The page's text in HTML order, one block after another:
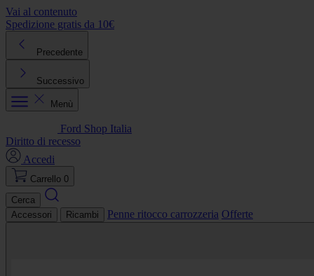
Vai al contenuto
Spedizione gratis da 10€
Precedente
Successivo
Menù
Ford Shop Italia
Diritto di recesso
Accedi
Carrello 0
Cerca
Accessori
Ricambi Penne ritocco carrozzeria Offerte